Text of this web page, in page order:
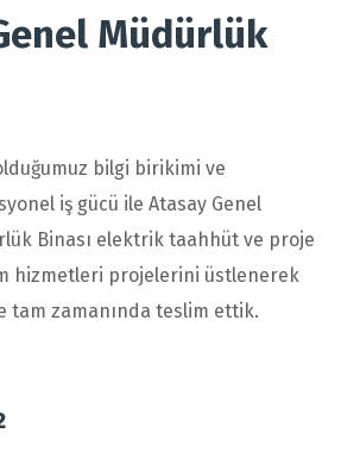
Müdürlük
bilgi birikimi ve
iş gücü ileAtasay Genel
Binası elektrik taahhüt ve proje
hizmetleri projelerini üstlenerek
tam zamanında teslim ettik.